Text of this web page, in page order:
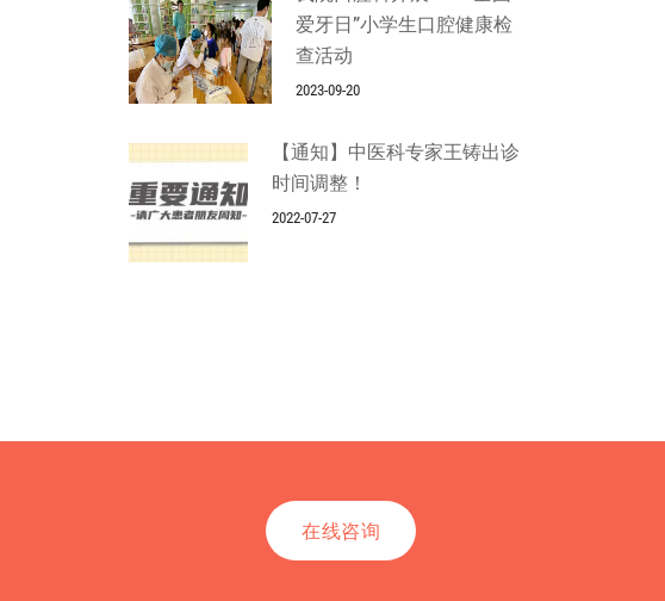
爱牙日”小学生口腔健康检
查活动
2023-09-20
【通知】中医科专家王铸出诊
时间调整！
2022-07-27
在线咨询